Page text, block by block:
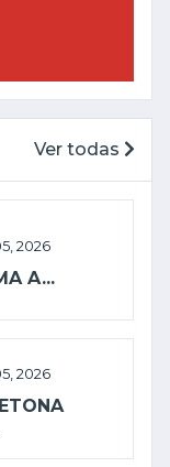
Ver todas
2026
A...
2026